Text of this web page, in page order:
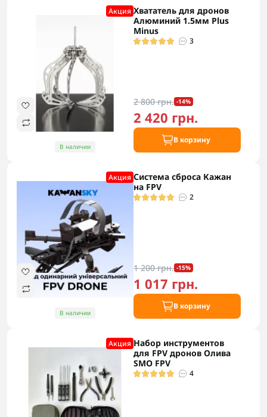
Акция
В наличии
Хвататель для дронов
Алюминий 1.5мм Plus
Minus
3
2 800 грн. -14%
2 420 грн.
В корзину
Акция
В наличии
Система сброса Кажан
на FPV
2
1 200 грн. -15%
1 017 грн.
В корзину
Акция Набор инструментов
для FPV дронов Олива
SMO FPV
4